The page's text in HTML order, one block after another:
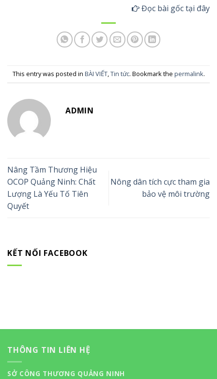
Đọc bài gốc tại đây
This entry was posted in BÀI VIẾT,Tin tức. Bookmark the permalink.
ADMIN
Nâng Tầm Thương Hiệu
OCOP Quảng Ninh: Chất
Lượng Là Yếu Tố Tiên
Quyết
Nông dân tích cực tham gia
bảo vệ môi trường
KẾT NỐI FACEBOOK
THÔNG TIN LIÊN HỆ
SỞ CÔNG THƯƠNG QUẢNG NINH